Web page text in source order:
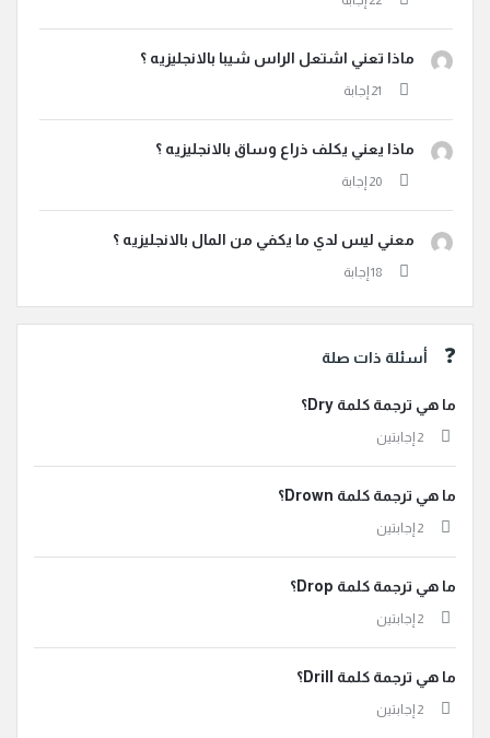
ماذا تعني اشتعل الراس شيبا بالانجليزيه ؟
ماذا يعني يكلف ذراع وساق بالانجليزيه ؟
معني ليس لدي ما يكفي من المال بالانجليزيه ؟
أسئلة ذات صلة
ما هي ترجمة كلمة Dry؟
‫2 إجابتين
ما هي ترجمة كلمة Drown؟
‫2 إجابتين
ما هي ترجمة كلمة Drop؟
‫2 إجابتين
ما هي ترجمة كلمة Drill؟
‫2 إجابتين